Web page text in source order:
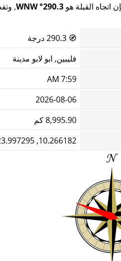
اتجاه القبلة هو 290.3° WNW
,
🧭
فليبين, ابو لابو مدينة
7:59 AM
2026-08-06
8,995.90 كم
10.266182, 123.997295